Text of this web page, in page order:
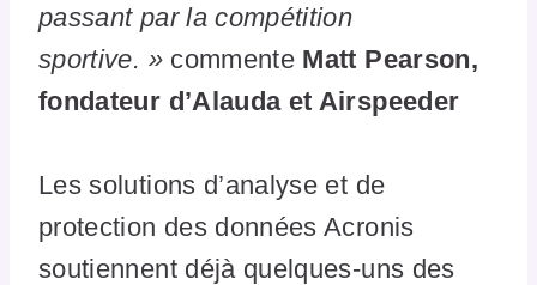
passant par la compétition
sportive. » commente Matt Pearson,
fondateur d’Alauda et Airspeeder
Les solutions d’analyse et de
protection des données Acronis
soutiennent déjà quelques-uns des